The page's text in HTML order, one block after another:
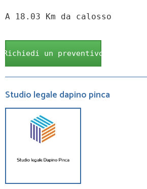
A 18.03 Km da calosso
Richiedi un preventivo
Studio legale dapino pinca